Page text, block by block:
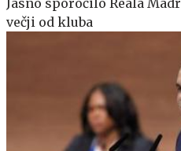
večji od kluba